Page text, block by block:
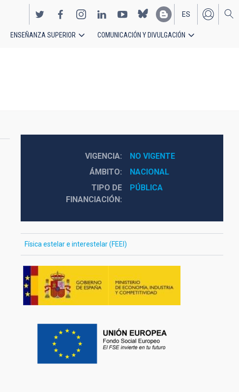
EN
ES
ENSEÑANZA SUPERIOR COMUNICACIÓN Y DIVULGACIÓN
VIGENCIA
NO VIGENTE
ÁMBITO
NACIONAL
TIPO DE
FINANCIACIÓN
PÚBLICA
Física estelar e interestelar (FEEI)